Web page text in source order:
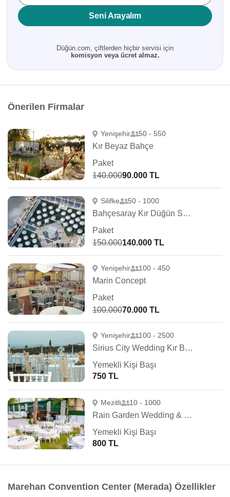
Seni Arayalım
Düğün.com, çiftlerden hiçbir servisi için
komisyon veya ücret almaz.
Önerilen Firmalar
Yenişehir 50 - 550
Kır Beyaz Bahçe
Paket
140.00090.000 TL
Silifke 50 - 1000
Bahçesaray Kır Düğün Salonu
Paket
150.000140.000 TL
Yenişehir 100 - 450
Marin Concept
Paket
100.00070.000 TL
Yenişehir 100 - 2500
Sirius City Wedding Kır Bahçesi
Yemekli Kişi Başı
750 TL
Mezitli 10 - 1000
Rain Garden Wedding & Event
Yemekli Kişi Başı
800 TL
Marehan Convention Center (Merada) Özellikler